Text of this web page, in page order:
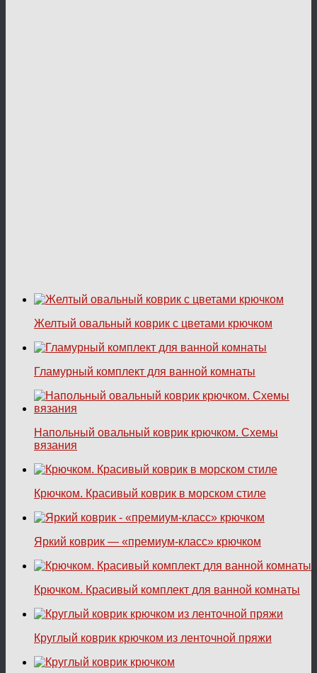
Желтый овальный коврик с цветами крючком
Гламурный комплект для ванной комнаты
Напольный овальный коврик крючком. Схемы
вязания
Крючком. Красивый коврик в морском стиле
Яркий коврик — «премиум-класс» крючком
Крючком. Красивый комплект для ванной комнаты
Круглый коврик крючком из ленточной пряжи